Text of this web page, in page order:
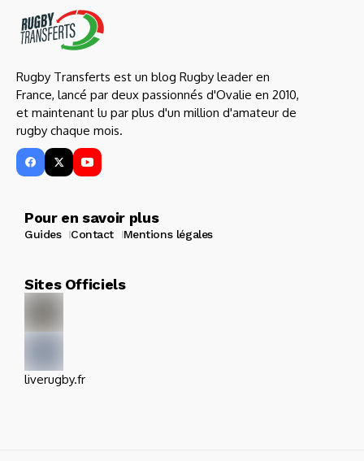
Rugby Transferts est un blog Rugby leader en
France, lancé par deux passionnés d'Ovalie en 2010,
et maintenant lu par plus d'un million d'amateur de
rugby chaque mois.
Pour en savoir plus
Guides Contact Mentions légales
Sites Officiels
liverugby.fr